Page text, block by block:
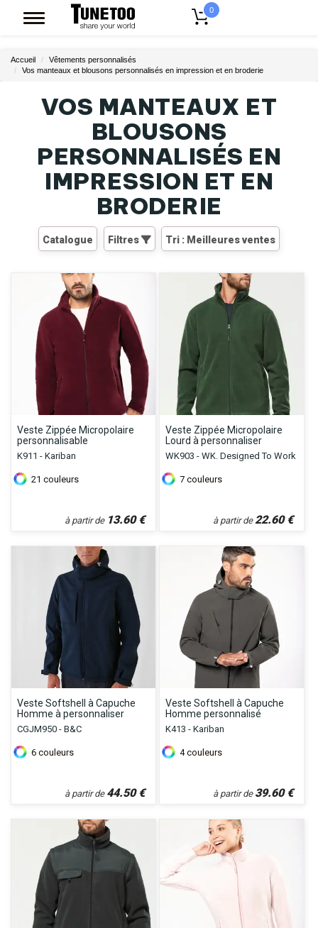
0
Accueil
Vêtements personnalisés
Vos manteaux et blousons personnalisés en impression et en broderie
VOS MANTEAUX ET
BLOUSONS
PERSONNALISÉS EN
IMPRESSION ET EN
BRODERIE
Catalogue Filtres Tri : Meilleures ventes
Veste Zippée Micropolaire
personnalisable
K911 - Kariban
21 couleurs
à partir de 13.60€
Veste Zippée Micropolaire
Lourd à personnaliser
WK903 - WK. Designed To Work
7 couleurs
à partir de22.60€
Veste Softshell à Capuche
Homme à personnaliser
CGJM950 - B&C
6 couleurs
à partir de 44.50€
Veste Softshell à Capuche
Homme personnalisé
K413 - Kariban
4 couleurs
à partir de 39.60€